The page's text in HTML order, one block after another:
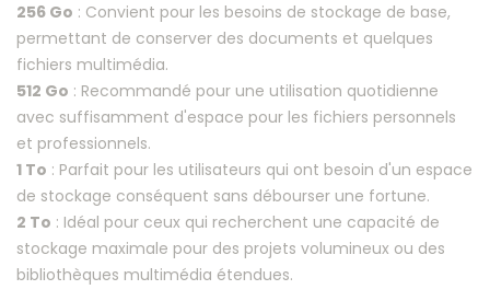
256 Go : Convient pour les besoins de stockage de base,
permettant de conserver des documents et quelques
fichiers multimédia.
512 Go : Recommandé pour une utilisation quotidienne
avec suffisamment d'espace pour les fichiers personnels
et professionnels.
1 To : Parfait pour les utilisateurs qui ont besoin d'un espace
de stockage conséquent sans débourser une fortune.
2 To : Idéal pour ceux qui recherchent une capacité de
stockage maximale pour des projets volumineux ou des
bibliothèques multimédia étendues.